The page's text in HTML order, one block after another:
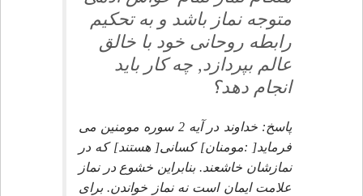
متوجه نماز باشد و به تحكيم
رابطه روحانى خود با خالق
عالم بپردازد, چه كار بايد
انجام دهد؟
پاسخ: خداوند در آيه 2 سوره مومنين مى
فرمايد[ :مومنان] كسانى[ هستند] كه در
نمازشان خاشعند. بنابراين خشوع در نماز
علامت ايمان است نه نماز خواندن. براى